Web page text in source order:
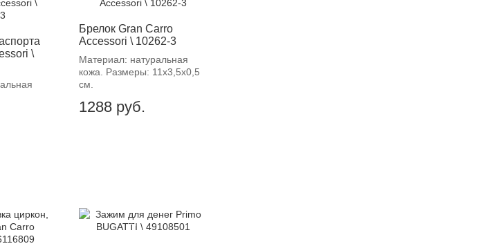
\
Брелок Gran Carro
Accessori \ 10262-3
Материал: натуральная
кожа. Размеры: 11х3,5х0,5
см.
1288 руб.
-12%